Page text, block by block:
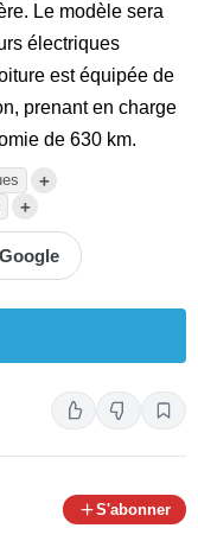
Le modèle sera
électriques
est équipée de
prenant en charge
de 630 km.
+
+
S'abonner